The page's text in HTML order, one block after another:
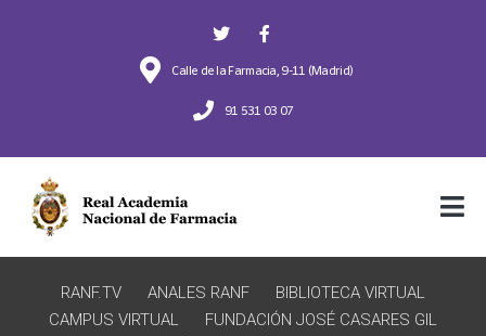
Calle de la Farmacia, 9-11 (Madrid)
91 531 03 07
RANF.TV ANALES RANF
BIBLIOTECA VIRTUAL
CAMPUS VIRTUAL
FUNDACIÓN JOSÉ CASARES GIL